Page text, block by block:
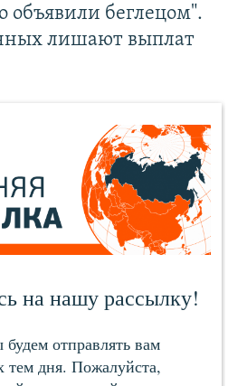
объявили беглецом".
лишают выплат